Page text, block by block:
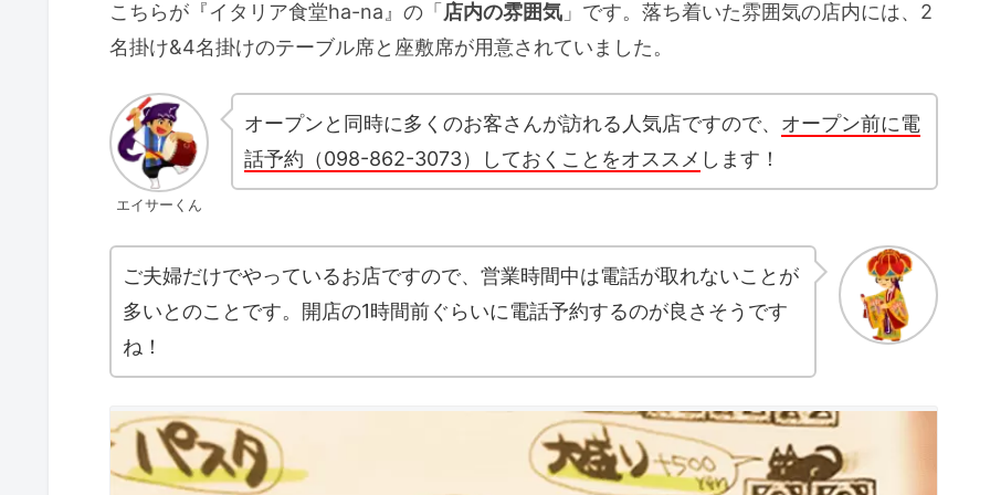
こちらが『イタリア食堂ha-na』の「 店内の雰囲気 」です。落ち着いた雰囲気の店内には、2
名掛け&4名掛けのテーブル席と座敷席が用意されていました。
エイサーくん
オープンと同時に多くのお客さんが訪れる人気店ですので、 オープン前に電
話予約（098-862-3073）しておくことをオススメ します！
ご夫婦だけでやっているお店ですので、営業時間中は電話が取れないことが
多いとのことです。開店の1時間前ぐらいに電話予約するのが良さそうです
ね！